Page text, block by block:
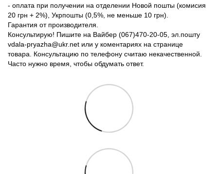
- оплата при получении на отделении Новой пошты (комисия
20 грн + 2%), Укрпошты (0,5%, не меньше 10 грн).
Гарантия от производителя.
Консультирую! Пишите на Вайбер (067)470-20-05, эл.пошту
vdala-pryazha@ukr.net или у коментариях на странице
товара. Консультацию по телефону считаю некачественной.
Часто нужно время, чтобы обдумать ответ.